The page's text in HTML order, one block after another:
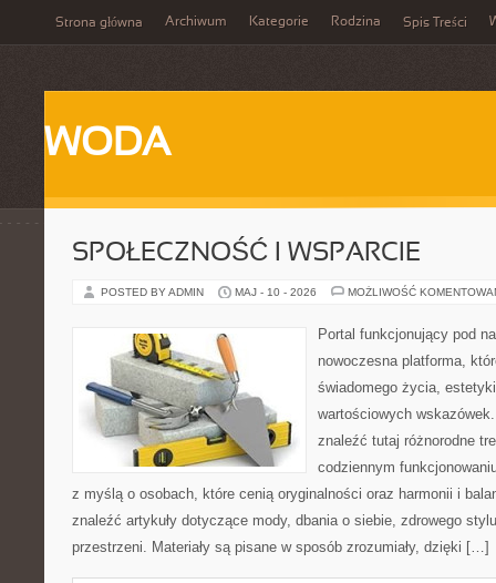
Strona główna Archiwum Kategorie Rodzina Spis Treści
WODA
SPOŁECZNOŚĆ I WSPARCIE
POSTED BY ADMIN MAJ - 10 - 2026 MOŻLIWOŚĆ
Portal funkcjonujący pod
nowoczesna platforma,
świadomego życia,
wartościowych
znaleźć tutaj różnorodne
codziennym
z myślą o osobach, które cenią oryginalności oraz harmonii i
znaleźć artykuły dotyczące mody, dbania o siebie, zdrowego
przestrzeni. Materiały są pisane w sposób zrozumiały, dzięki […]